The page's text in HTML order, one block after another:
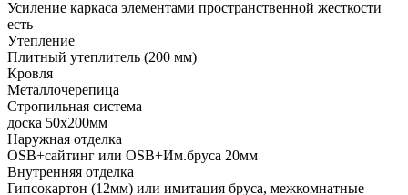
Усиление каркаса элементами пространственной жесткости
есть
Утепление
Плитный утеплитель (200 мм)
Кровля
Металлочерепица
Стропильная система
доска 50х200мм
Наружная отделка
OSB+сайтинг или OSB+Им.бруса 20мм
Внутренняя отделка
Гипсокартон (12мм) или имитация бруса, межкомнатные